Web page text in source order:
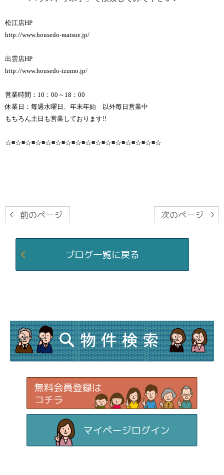
松江店HP
http://www.housedo-matsue.jp/
出雲店HP
http://www.housedo-izumo.jp/
営業時間：10：00～18：00
休業日：毎週水曜日、年末年始 以外毎日営業中
もちろん土日も営業しております!!
☆≡☆≡☆≡☆≡☆≡☆≡☆≡☆≡☆≡☆≡☆≡☆≡☆≡☆≡☆≡☆